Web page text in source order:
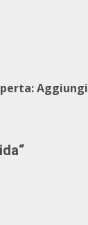
Aggiungi
“